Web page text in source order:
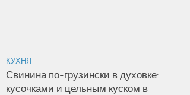
КУХНЯ
Свинина по-грузински в духовке:
кусочками и цельным куском в